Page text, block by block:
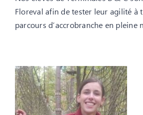
Floreval afin de tester leur agilité à
parcours d’accrobranche en pleine